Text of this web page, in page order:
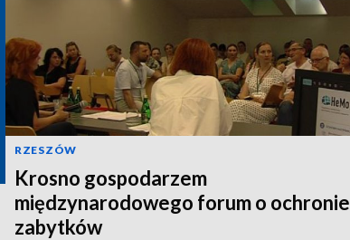
RZESZÓW
Krosno gospodarzem
międzynarodowego forum o ochronie
zabytków